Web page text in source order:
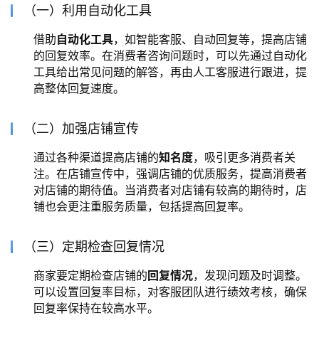
（一）利用自动化工具
借助自动化工具，如智能客服、自动回复等，提高店铺
的回复效率。在消费者咨询问题时，可以先通过自动化
工具给出常见问题的解答，再由人工客服进行跟进，提
高整体回复速度。
（二）加强店铺宣传
通过各种渠道提高店铺的知名度，吸引更多消费者关
注。在店铺宣传中，强调店铺的优质服务，提高消费者
对店铺的期待值。当消费者对店铺有较高的期待时，店
铺也会更注重服务质量，包括提高回复率。
（三）定期检查回复情况
商家要定期检查店铺的 回复情况，发现问题及时调整。
可以设置回复率目标，对客服团队进行绩效考核，确保
回复率保持在较高水平。